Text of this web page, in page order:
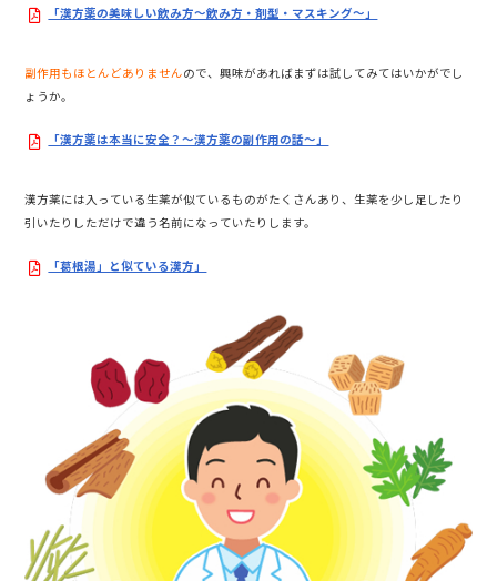
「漢方薬の美味しい飲み方〜飲み方・剤型・マスキング〜」
副作用もほとんどありませんので、興味があればまずは試してみてはいかがでし
ょうか。
「漢方薬は本当に安全？〜漢方薬の副作用の話〜」
漢方薬には入っている生薬が似ているものがたくさんあり、生薬を少し足したり
引いたりしただけで違う名前になっていたりします。
「葛根湯」と似ている漢方」